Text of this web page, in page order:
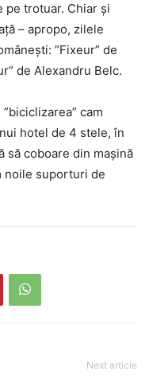
pe trotuar. Chiar și
– apropo, zilele
”Fixeur” de
de Alexandru Belc.
cam
hotel de 4 stele, în
să coboare din mașină
noile suporturi de
Next article